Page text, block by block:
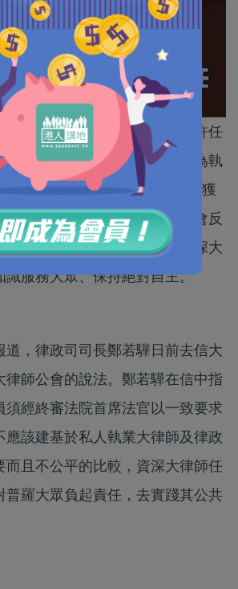
修訂《法律執業者條例》，允許任
員包括事務律師等，在毋須成為執
月實習情況下，都可以合資格獲
師」。該計劃卻遭到大律師公會反
倒性反對政府修例計劃，指資深大
識服務大眾、保持絕對自主。
道，律政司司長鄭若驊日前去信大
律師公會的說法。鄭若驊在信中指
須經終審法院首席法官以一致要求
應該建基於私人執業大律師及律政
而且不公平的比較，資深大律師任
普羅大眾負起責任，去實踐其公共